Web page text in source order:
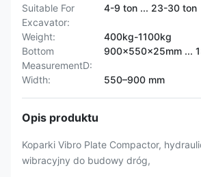
Suitable For
Excavator:
4-9 ton ... 23-30 ton
Weight:
400kg-1100kg
Bottom
MeasurementD:
900x550x25mm ...
Width: 550–900 mm
Opis produktu
Koparki Vibro Plate Compactor,
wibracyjny do budowy dróg,